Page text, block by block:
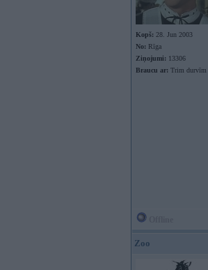
Kopš: 28. Jun 2003
No: Rīga
Ziņojumi: 13306
Braucu ar: Trim durvīm
Zoo